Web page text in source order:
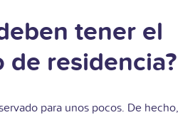
tener el
residencia?
para unos pocos. De hecho,